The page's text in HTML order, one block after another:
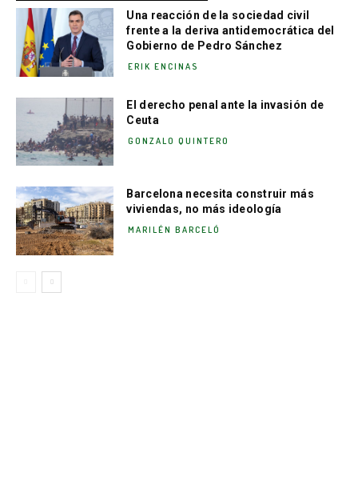
Una reacción de la sociedad civil
frente a la deriva antidemocrática del
Gobierno de Pedro Sánchez
ERIK ENCINAS
El derecho penal ante la invasión de
Ceuta
GONZALO QUINTERO
Barcelona necesita construir más
viviendas, no más ideología
MARILÉN BARCELÓ